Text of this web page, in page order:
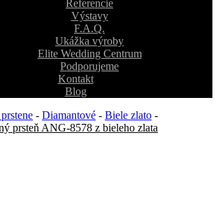
Referencie
Výstavy
F.A.Q.
Ukážka výroby
Elite Wedding Centrum
Podporujeme
Kontakt
Blog
- Diamantové - Biele zlato -
prsteň ANG-8578 z bieleho zlata